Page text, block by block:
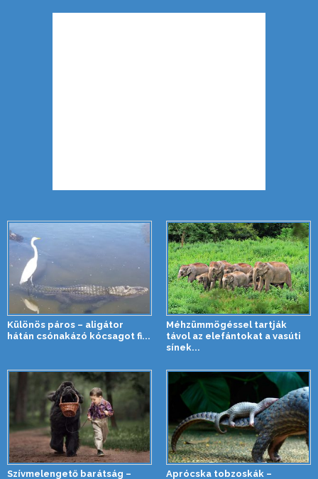
Különös páros – aligátor
hátán csónakázó kócsagot fi...
Méhzümmögéssel tartják
távol az elefántokat a vasúti
sínek...
Szívmelengető barátság – Aprócska tobzoskák –